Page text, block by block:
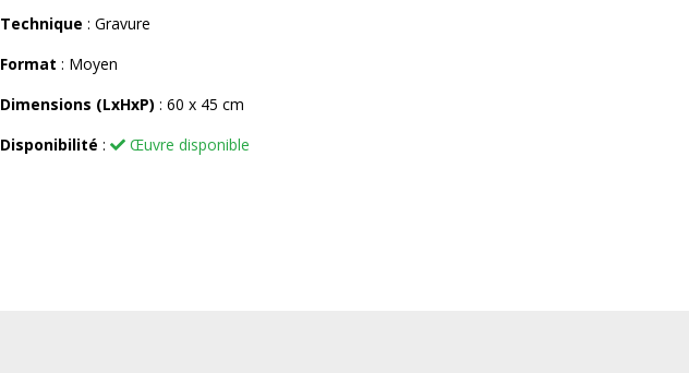
Technique : Gravure
Format : Moyen
Dimensions (LxHxP) : 60 x 45 cm
Disponibilité : Œuvre disponible